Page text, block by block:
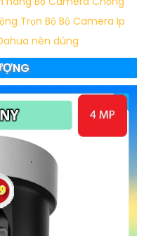
Trọn Bộ Bộ Camera Ip
nên dùng